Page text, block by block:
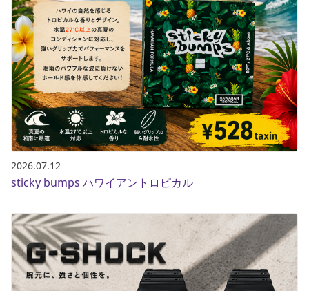
2026.07.12
sticky bumps ハワイアントロピカル